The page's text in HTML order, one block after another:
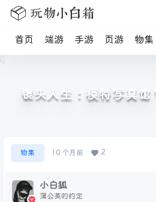
首页 端游 手游 页游 物集
镜头人生：模特写真
物集 10 个月前 2
小白狐
蒲公英的约定